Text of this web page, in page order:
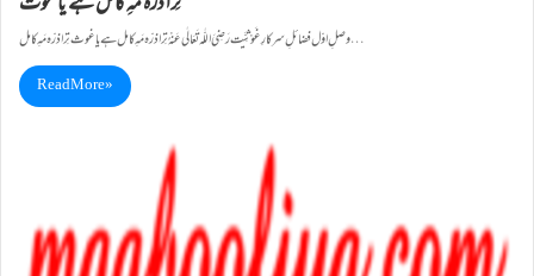
وصلِ اوّل فضائلِ سرکارِ غَوْثِیَّت رَضِیَ اللّٰہ تَعَالٰی عَنْہُ تِرا ذرّہ مَہِ کامل ہے یا غوث تِرا ذرّہ مَہِ کامل…
Read More »